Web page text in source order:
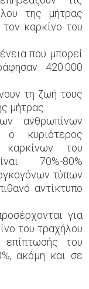
της μήτρας
καρκίνο του
που μπορεί
420.000
τη ζωή τους
μήτρας.
ανθρωπίνων
κυριότερος
καρκίνων του
70%-80%
τύπων
αντίκτυπο
για
του τραχήλου
του
ακόμη και σε